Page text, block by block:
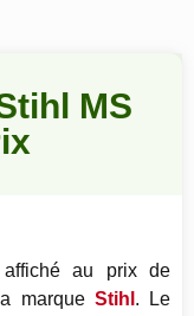
MS
affiché au prix de
marque Stihl . Le